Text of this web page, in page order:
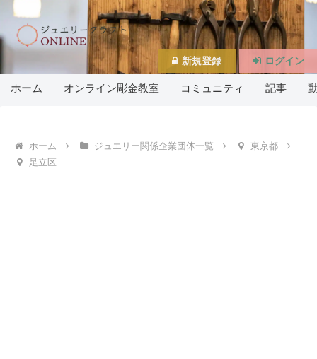
ホーム オンライン彫金教室 コミュニティ 記事
ホーム ジュエリー関係企業団体一覧
東京都
足立区
新規登録 ログイン